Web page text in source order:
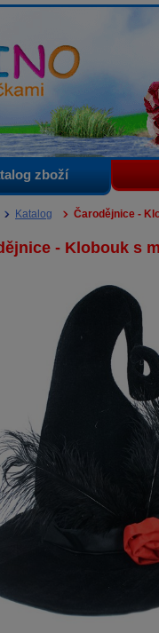
zboží
Katalog Čarodějnice -
- Klobouk s